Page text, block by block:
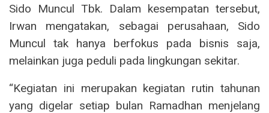
Sido Muncul Tbk. Dalam kesempatan tersebut,
Irwan mengatakan, sebagai perusahaan, Sido
Muncul tak hanya berfokus pada bisnis saja,
melainkan juga peduli pada lingkungan sekitar.
“Kegiatan ini merupakan kegiatan rutin tahunan
yang digelar setiap bulan Ramadhan menjelang